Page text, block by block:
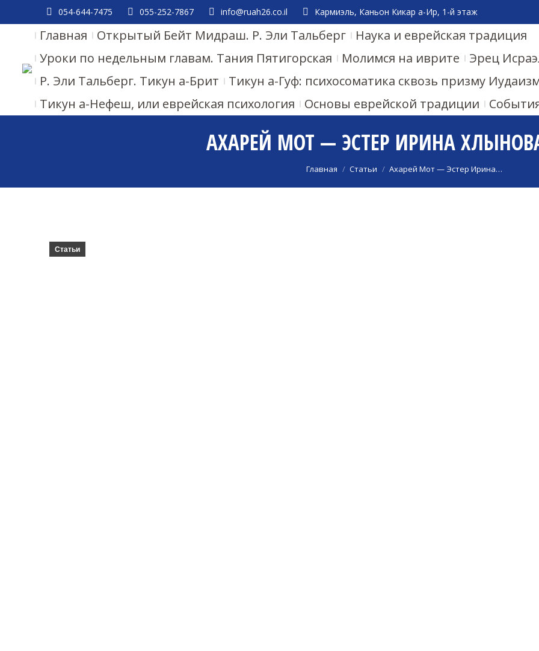
054-644-7475 055-252-7867 info@ruah26.co.il Кармиэль, Каньон Кикар а-Ир, 1-й этаж
Главная Открытый Бейт Мидраш. Р. Эли Тальберг
Наука и еврейская традиция
Уроки по недельным главам. Тания Пятигорская
Молимся на иврите
Эрец
Р. Эли Тальберг. Тикун а-Брит
Тикун а-Гуф: психосоматика сквозь призму
Тикун а-Нефеш, или еврейская психология
Основы еврейской традиции
АХАРЕЙ МОТ — ЭСТЕР ИРИНА
Вы здесь:
Главная Статьи Ахарей Мот — Эстер Ирина…
Статьи